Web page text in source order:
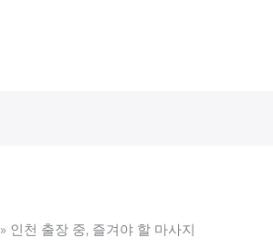
인천 출장 중, 즐겨야 할 마사지